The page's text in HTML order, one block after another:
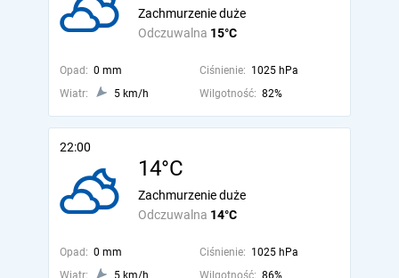
Odczuwalna 15°C
Zachmurzenie duże
Opad: 0 mm Ciśnienie: 1025 hPa
Wiatr:
5 km/h Wilgotność: 82%
22:00
14°C
Odczuwalna 14°C
Zachmurzenie duże
Opad: 0 mm Ciśnienie: 1025 hPa
Wiatr:
5 km/h Wilgotność: 86%